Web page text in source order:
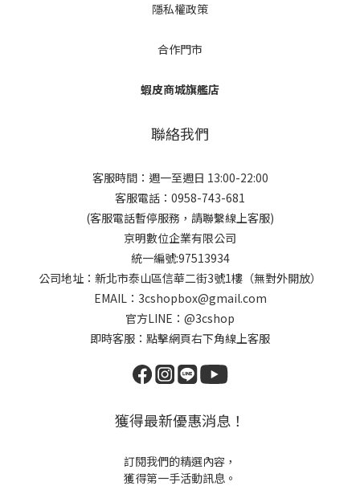
隱私權政策
合作門市
蝦皮商城旗艦店
聯絡我們
客服時間：週一至週日 13:00-22:00
客服電話：0958-743-681
(客服電話暫停服務，請聯繫線上客服)
京明數位企業有限公司
統一編號:97513934
公司地址：新北市泰山區信華二街3號1樓（無對外開放）
EMAIL：3cshopbox@gmail.com
官方LINE：@3cshop
即時客服：點擊網頁右下角線上客服
獲得最新優惠消息！
訂閱我們的精選內容，
獲得第一手活動訊息。